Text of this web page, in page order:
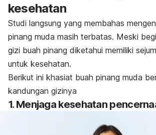
kesehatan
Studi langsung yang membahas
pinang muda masih terbatas. Meski
gizi buah pinang diketahui memiliki
untuk kesehatan.
Berikut ini khasiat buah pinang muda
kandungan gizinya
1. Menjaga kesehatan